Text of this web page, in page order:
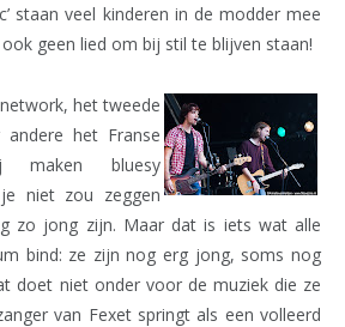
staan veel kinderen in de modder mee
geen lied om bij stil te blijven staan!
het tweede
het Franse
maken bluesy
niet zou zeggen
zo jong zijn. Maar dat is iets wat alle
bind: ze zijn nog erg jong, soms nog
doet niet onder voor de muziek die ze
van Fexet springt als een volleerd